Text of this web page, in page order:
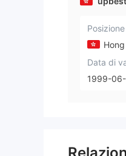
Data di
1999-